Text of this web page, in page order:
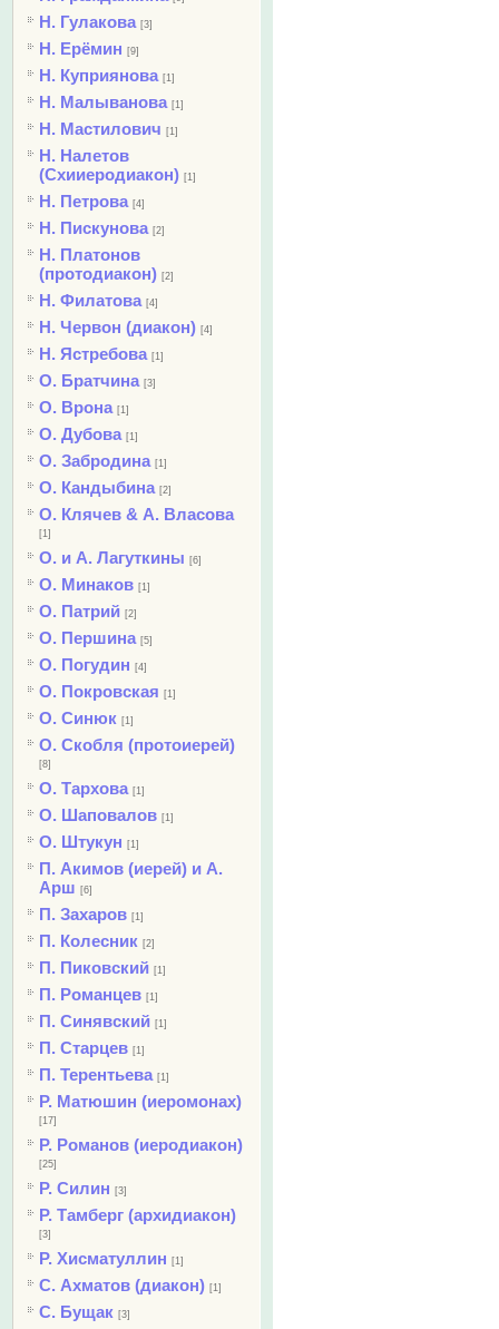
Н. Гулакова [3]
Н. Ерёмин [9]
Н. Куприянова [1]
Н. Малыванова [1]
Н. Мастилович [1]
Н. Налетов
(Схииеродиакон) [1]
Н. Петрова [4]
Н. Пискунова [2]
Н. Платонов
(протодиакон) [2]
Н. Филатова [4]
Н. Червон (диакон) [4]
Н. Ястребова [1]
О. Братчина [3]
О. Врона [1]
О. Дубова [1]
О. Забродина [1]
О. Кандыбина [2]
О. Клячев & А. Власова
[1]
О. и А. Лагуткины [6]
О. Минаков [1]
О. Патрий [2]
О. Першина [5]
О. Погудин [4]
О. Покровская [1]
О. Синюк [1]
О. Скобля (протоиерей)
[8]
О. Тархова [1]
О. Шаповалов [1]
О. Штукун [1]
П. Акимов (иерей) и А.
Арш [6]
П. Захаров [1]
П. Колесник [2]
П. Пиковский [1]
П. Романцев [1]
П. Синявский [1]
П. Старцев [1]
П. Терентьева [1]
Р. Матюшин (иеромонах)
[17]
Р. Романов (иеродиакон)
[25]
Р. Силин [3]
Р. Тамберг (архидиакон)
[3]
Р. Хисматуллин [1]
С. Ахматов (диакон) [1]
С. Бущак [3]